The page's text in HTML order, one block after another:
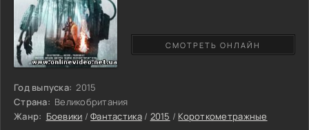
Год выпуска: 2015
Страна: Великобритания
Жанр: Боевики /Фантастика/ 2015 / Короткометражные
СМОТРЕТЬ ОНЛАЙН